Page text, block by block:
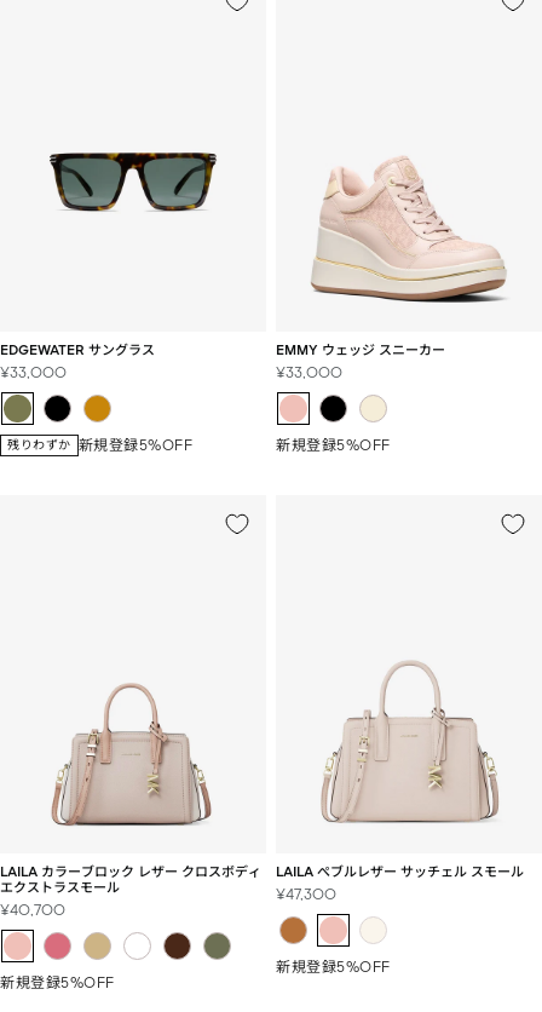
EDGEWATER サングラス
セ
ー
ル
価
格
¥33,000
残りわずか 新規登録5%OFF
EMMY ウェッジ スニーカー
セ
ー
ル
格
¥33,000
新規登録5%OFF
LAILA カラーブロック レザー クロスボディ
エクストラスモール
セ
ー
ル
格
¥40,700
新規登録5%OFF
LAILA ぺブルレザー サッチェル スモール
セ
ル
格
¥47,300
新規登録5%OFF